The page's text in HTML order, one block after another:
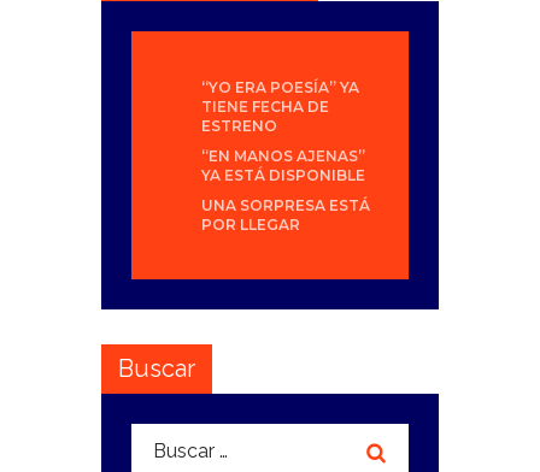
“YO ERA POESÍA” YA
TIENE FECHA DE
ESTRENO
“EN MANOS AJENAS”
YA ESTÁ DISPONIBLE
UNA SORPRESA ESTÁ
POR LLEGAR
Buscar
Buscar: